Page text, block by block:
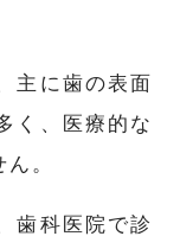
主に歯の表面
く、医療的な
。
歯科医院で診